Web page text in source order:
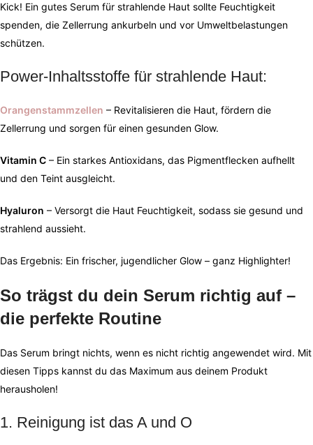
Kick! Ein gutes Serum für strahlende Haut sollte Feuchtigkeit
spenden, die Zellerrung ankurbeln und vor Umweltbelastungen
schützen.
Power-Inhaltsstoffe für strahlende Haut:
Orangenstammzellen – Revitalisieren die Haut, fördern die
Zellerrung und sorgen für einen gesunden Glow.
Vitamin C – Ein starkes Antioxidans, das Pigmentflecken aufhellt
und den Teint ausgleicht.
Hyaluron – Versorgt die Haut Feuchtigkeit, sodass sie gesund und
strahlend aussieht.
Das Ergebnis: Ein frischer, jugendlicher Glow – ganz Highlighter!
So trägst du dein Serum richtig auf –
die perfekte Routine
Das Serum bringt nichts, wenn es nicht richtig angewendet wird. Mit
diesen Tipps kannst du das Maximum aus deinem Produkt
herausholen!
1️. Reinigung ist das A und O